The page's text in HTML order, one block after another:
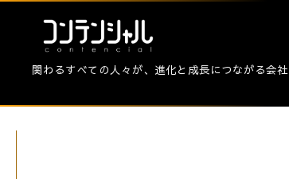
関わるすべての人々が、進化と成長につながる会社